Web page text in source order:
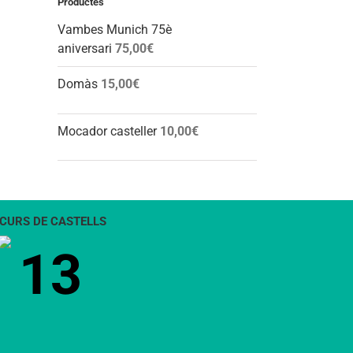
Vambes Munich 75è
aniversari 75,00€
Domàs 15,00€
Mocador casteller 10,00€
DE CASTELLS
13